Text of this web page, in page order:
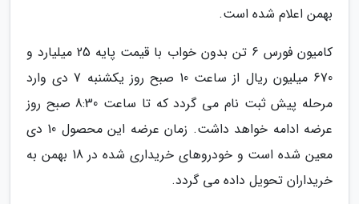
بهمن اعلام شده است.
کامیون فورس 6 تن بدون خواب با قیمت پایه 25 میلیارد و
670 میلیون ریال از ساعت 10 صبح روز یکشنبه 7 دی وارد
مرحله پیش ثبت نام می گردد که تا ساعت 8:30 صبح روز
عرضه ادامه خواهد داشت. زمان عرضه این محصول 10 دی
معین شده است و خودروهای خریداری شده در 18 بهمن به
خریداران تحویل داده می گردد.